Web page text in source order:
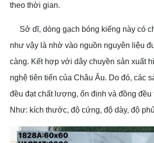
theo thời gian.
Sở dĩ, dòng gạch bóng kiếng này có
như vậy là nhờ vào nguồn nguyên liệu
càng. Kết hợp với dây chuyền sản xuất
nghệ tiên tiến của Châu Âu. Do đó, các
đều đạt chất lượng, ổn định và đồng đều
Như: kích thước, độ cứng, độ dày, độ